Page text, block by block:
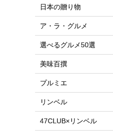
日本の贈り物
ア・ラ・グルメ
選べるグルメ50選
美味百撰
プルミエ
リンベル
47CLUB×リンベル